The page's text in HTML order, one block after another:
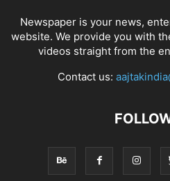
Newspaper is your news,
website. We provide you with
videos straight from the
Contact us: